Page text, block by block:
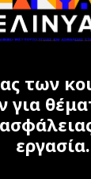
των
για
εργασία.